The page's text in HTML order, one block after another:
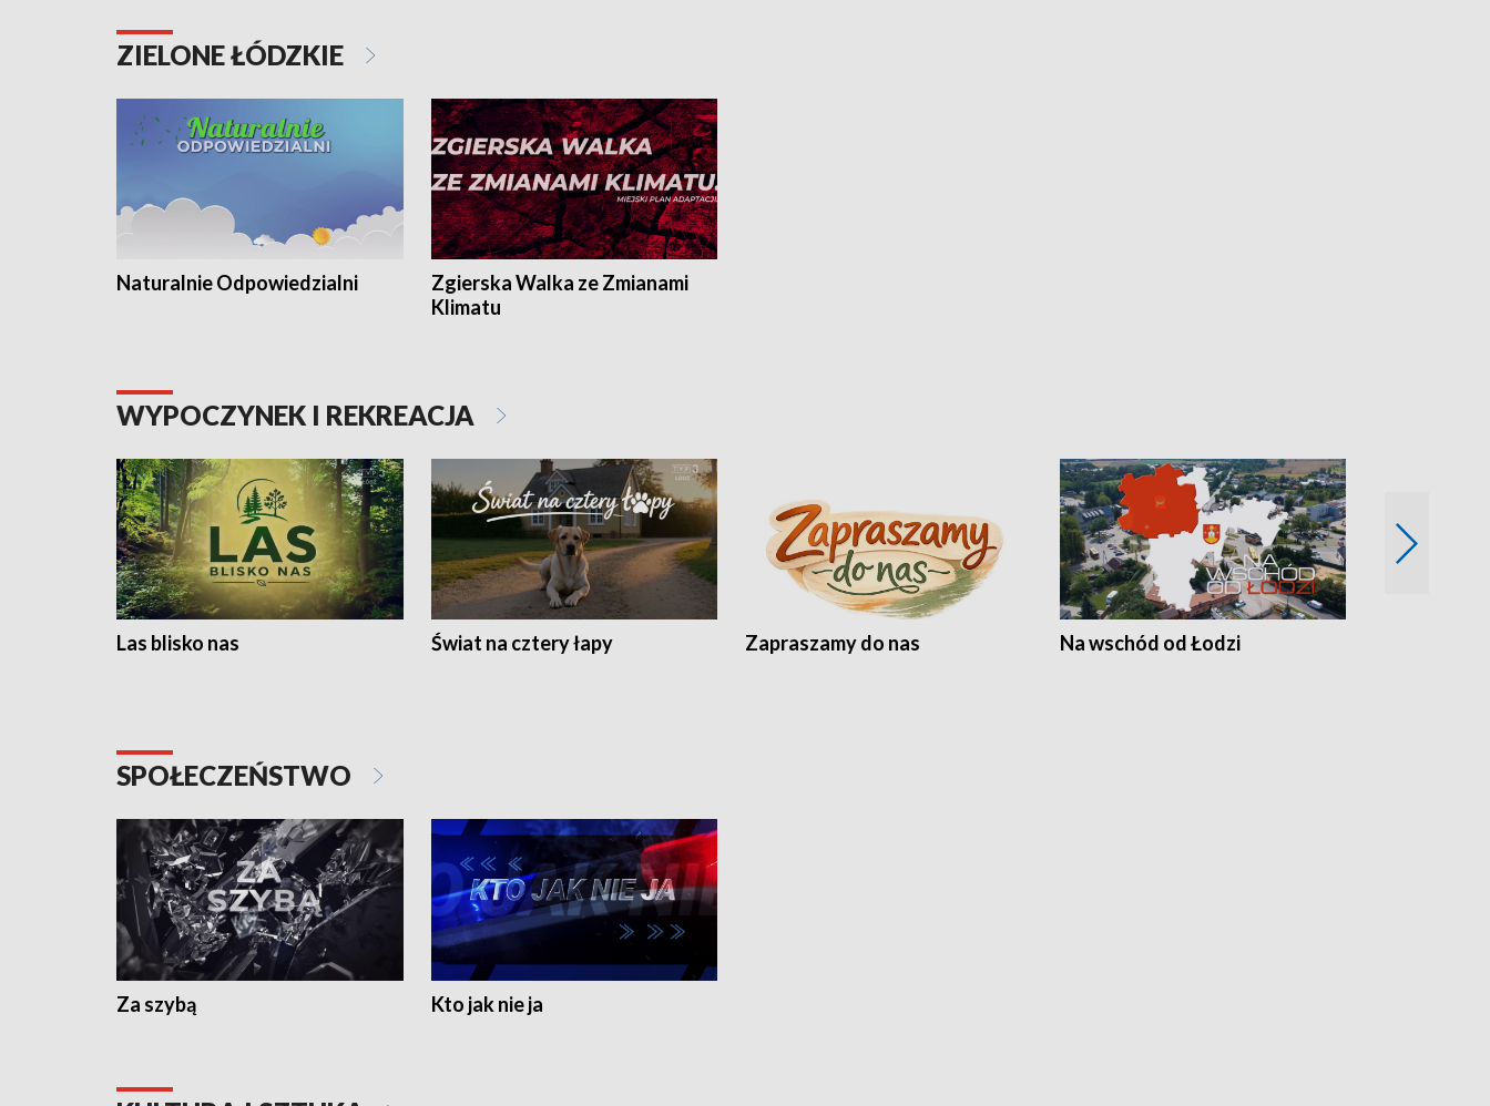
ZIELONE ŁÓDZKIE
Naturalnie Odpowiedzialni
Zgierska Walka ze Zmianami
Klimatu
WYPOCZYNEK I REKREACJA
Las blisko nas Świat na cztery łapy Zapraszamy do nas Na wschód od Łodzi
SPOŁECZEŃSTWO
Za szybą Kto jak nie ja